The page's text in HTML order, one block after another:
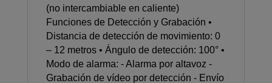
(no intercambiable en caliente)
Funciones de Detección y Grabación •
Distancia de detección de movimiento: 0
– 12 metros • Ángulo de detección: 100° •
Modo de alarma: - Alarma por altavoz -
Grabación de vídeo por detección - Envío